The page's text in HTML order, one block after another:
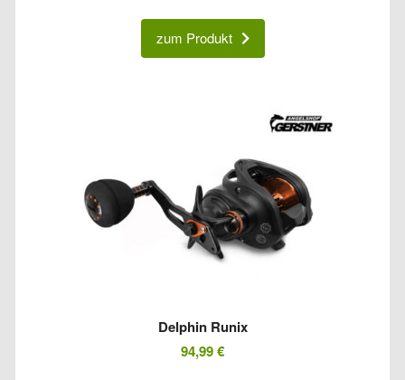
zum Produkt
Delphin Runix
94,99€